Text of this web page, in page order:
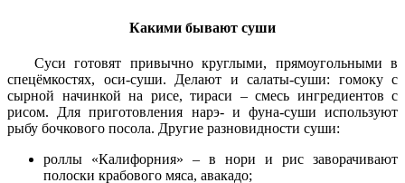
Какими бывают суши
Суси готовят привычно круглыми, прямоугольными в
спецёмкостях, оси-суши. Делают и салаты-суши: гомоку с
сырной начинкой на рисе, тираси – смесь ингредиентов с
рисом. Для приготовления нарэ- и фуна-суши используют
рыбу бочкового посола. Другие разновидности суши:
роллы «Калифорния» – в нори и рис заворачивают
полоски крабового мяса, авакадо;